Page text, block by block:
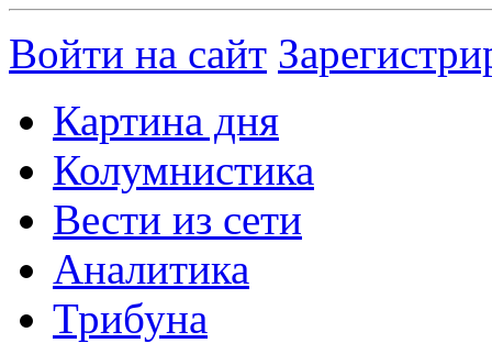
Войти на сайт
Картина дня
Колумнистика
Вести из сети
Аналитика
Трибуна